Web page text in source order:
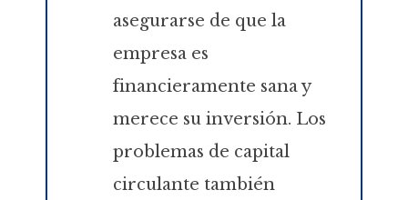
asegurarse de que la
empresa es
financieramente sana y
merece su inversión. Los
problemas de capital
circulante también